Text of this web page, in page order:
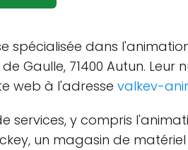
spécialisée dans
de Gaulle, 71400 Autun.
web à l'adresse valkev-
services, y compris
un magasin de